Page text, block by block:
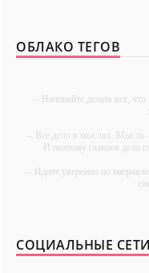
ОБЛАКО ТЕГОВ
-- Начинайте делать все,
-- Все дело в мыслях. Мысль
И поэтому главное дело
-- Идите уверенно по
-- Лучшее, что можно
ушей. Он никогда не
СОЦИАЛЬНЫЕ СЕТИ